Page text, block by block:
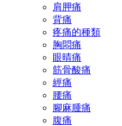
肩胛痛
背痛
疼痛的種類
胸悶痛
眼晴痛
筋骨酸痛
經痛
腰痛
腳麻腫痛
腹痛